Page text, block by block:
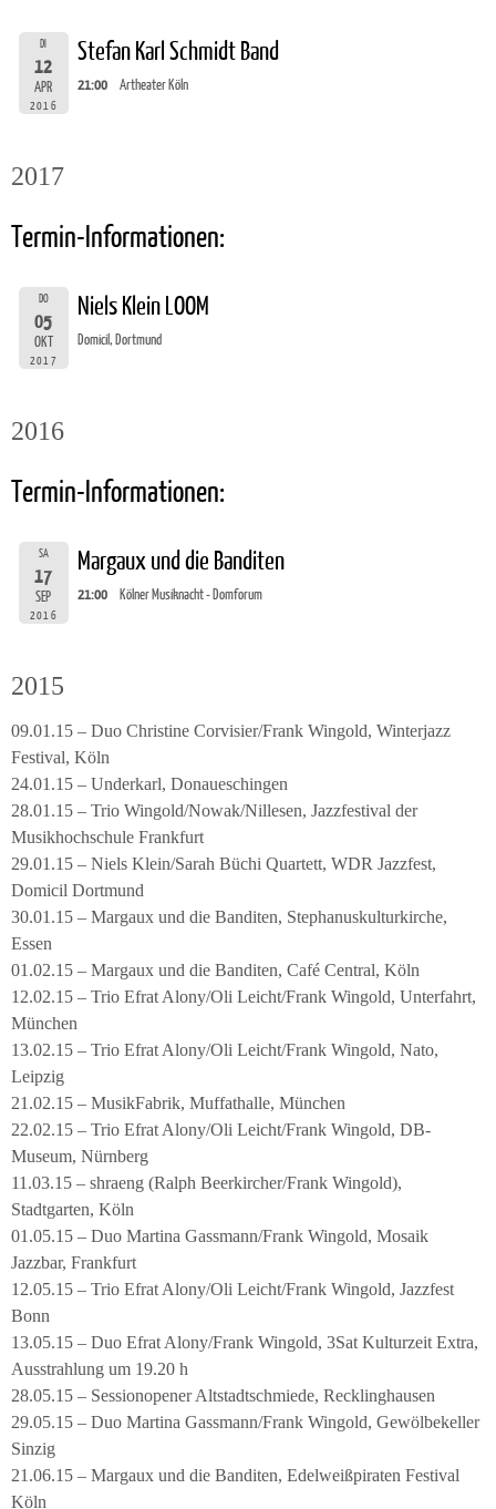
DI
12
APR
2016
Stefan Karl Schmidt Band
21:00 Artheater Köln
2017
Termin-Informationen:
DO
05
OKT
2017
Niels Klein LOOM
Domicil, Dortmund
2016
Termin-Informationen:
SA
17
SEP
2016
Margaux und die Banditen
21:00 Kölner Musiknacht - Domforum
2015
09.01.15 – Duo Christine Corvisier/Frank Wingold, Winterjazz
Festival, Köln
24.01.15 – Underkarl, Donaueschingen
28.01.15 – Trio Wingold/Nowak/Nillesen, Jazzfestival der
Musikhochschule Frankfurt
29.01.15 – Niels Klein/Sarah Büchi Quartett, WDR Jazzfest,
Domicil Dortmund
30.01.15 – Margaux und die Banditen, Stephanuskulturkirche,
Essen
01.02.15 – Margaux und die Banditen, Café Central, Köln
12.02.15 – Trio Efrat Alony/Oli Leicht/Frank Wingold, Unterfahrt,
München
13.02.15 – Trio Efrat Alony/Oli Leicht/Frank Wingold, Nato,
Leipzig
21.02.15 – MusikFabrik, Muffathalle, München
22.02.15 – Trio Efrat Alony/Oli Leicht/Frank Wingold, DB-
Museum, Nürnberg
11.03.15 – shraeng (Ralph Beerkircher/Frank Wingold),
Stadtgarten, Köln
01.05.15 – Duo Martina Gassmann/Frank Wingold, Mosaik
Jazzbar, Frankfurt
12.05.15 – Trio Efrat Alony/Oli Leicht/Frank Wingold, Jazzfest
Bonn
13.05.15 – Duo Efrat Alony/Frank Wingold, 3Sat Kulturzeit Extra,
Ausstrahlung um 19.20 h
28.05.15 – Sessionopener Altstadtschmiede, Recklinghausen
29.05.15 – Duo Martina Gassmann/Frank Wingold, Gewölbekeller
Sinzig
21.06.15 – Margaux und die Banditen, Edelweißpiraten Festival
Köln